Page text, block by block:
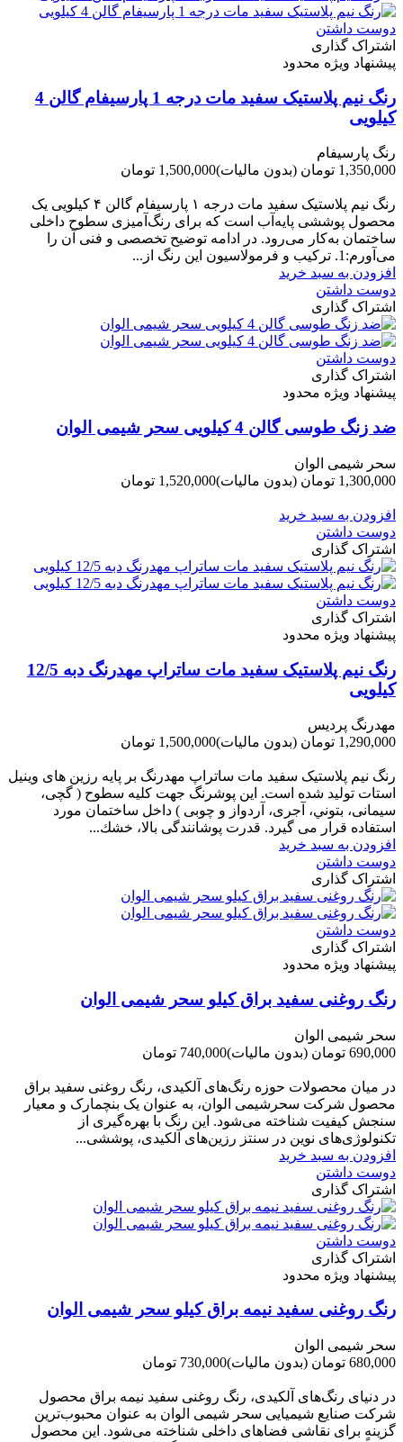
دوست داشتن
اشتراک گذاری
پیشنهاد ویژه محدود
رنگ نیم پلاستیک سفید مات درجه 1 پارسیفام گالن 4
کیلویی
رنگ پارسیفام
1,350,000 تومان
(بدون مالیات)1,500,000 تومان
رنگ نیم‌ پلاستیک سفید مات درجه ۱ پارسیفام گالن ۴ کیلویی یک
محصول پوششی پایه‌آب است که برای رنگ‌آمیزی سطوح داخلی
ساختمان به‌کار می‌رود. در ادامه توضیح تخصصی و فنی آن را
می‌آورم:1. ترکیب و فرمولاسیون این رنگ از...
افزودن به سبد خرید
دوست داشتن
اشتراک گذاری
دوست داشتن
اشتراک گذاری
پیشنهاد ویژه محدود
ضد زنگ طوسی گالن 4 کیلویی سحر شیمی الوان
سحر شیمی الوان
1,300,000 تومان
(بدون مالیات)1,520,000 تومان
افزودن به سبد خرید
دوست داشتن
اشتراک گذاری
دوست داشتن
اشتراک گذاری
پیشنهاد ویژه محدود
رنگ نیم پلاستیک سفید مات ساتراپ مهدرنگ دبه 12/5
کیلویی
مهدرنگ پردیس
1,290,000 تومان
(بدون مالیات)1,500,000 تومان
رنگ نیم پلاستیک سفید مات ساتراپ مهدرنگ بر پایه رزین های وینیل
استات تولید شده است. این پوشرنگ جهت کلیه سطوح ( گچی،
سیمانی، بتوني، آجری، آردواز و چوبی ) داخل ساختمان مورد
استفاده قرار می گیرد. قدرت پوشانندگی بالا، خشك...
افزودن به سبد خرید
دوست داشتن
اشتراک گذاری
دوست داشتن
اشتراک گذاری
پیشنهاد ویژه محدود
رنگ روغنی سفید براق کیلو سحر شیمی الوان
سحر شیمی الوان
690,000 تومان
(بدون مالیات)740,000 تومان
در میان محصولات حوزه رنگ‌های آلکیدی، رنگ روغنی سفید براق
محصول شرکت سحرشیمی الوان، به عنوان یک بنچمارک و معیار
سنجش کیفیت شناخته می‌شود. این رنگ با بهره‌گیری از
تکنولوژی‌های نوین در سنتز رزین‌های آلکیدی، پوششی...
افزودن به سبد خرید
دوست داشتن
اشتراک گذاری
دوست داشتن
اشتراک گذاری
پیشنهاد ویژه محدود
رنگ روغنی سفید نیمه براق کیلو سحر شیمی الوان
سحر شیمی الوان
680,000 تومان
(بدون مالیات)730,000 تومان
در دنیای رنگ‌های آلکیدی، رنگ روغنی سفید نیمه براق محصول
شرکت صنایع شیمیایی سحر شیمی الوان به عنوان محبوب‌ترین
گزینه برای نقاشی فضاهای داخلی شناخته می‌شود. این محصول